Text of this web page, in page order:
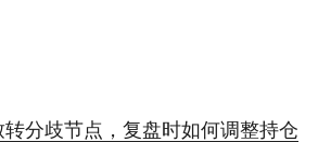
分歧节点，复盘时如何调整持仓